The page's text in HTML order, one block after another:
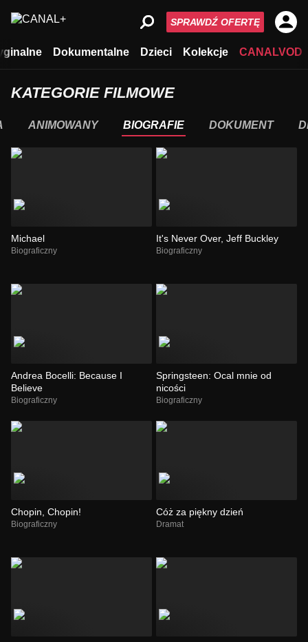
Dokumentalne Dzieci Kolekcje CANALVOD
SPRAWDŹ OFERTĘ
KATEGORIE FILMOWE
ANIMOWANY BIOGRAFIE DOKUMENT
Michael
Biograficzny
It's Never Over, Jeff Buckley
Biograficzny
Andrea Bocelli: Because I
Believe
Biograficzny
Springsteen: Ocal mnie od
nicości
Biograficzny
Chopin, Chopin!
Biograficzny
Cóż za piękny dzień
Dramat